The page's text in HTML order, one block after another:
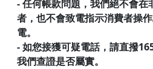
- 任何帳款問題，我們絕不會在
者，也不會致電指示消費者操
電。
- 如您接獲可疑電話，請直撥
我們查證是否屬實。